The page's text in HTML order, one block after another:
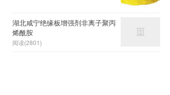
湖北咸宁绝缘板增强剂非离子聚丙
烯酰胺
阅读(2801)